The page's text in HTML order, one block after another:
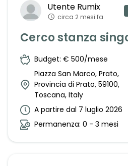
Utente Rumix
circa 2 mesi fa
Cerco stanza
Budget: € 500/mese
Piazza San Marco, Prato,
Provincia di Prato, 59100,
Toscana, Italy
A partire dal 7 luglio 2026
Permanenza: 0 - 3 mesi